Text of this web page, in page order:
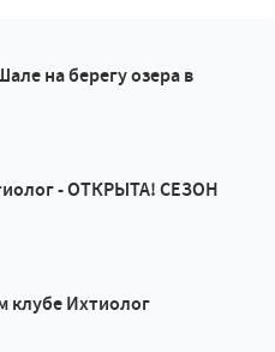
на берегу озера в
- ОТКРЫТА! СЕЗОН
клубе Ихтиолог